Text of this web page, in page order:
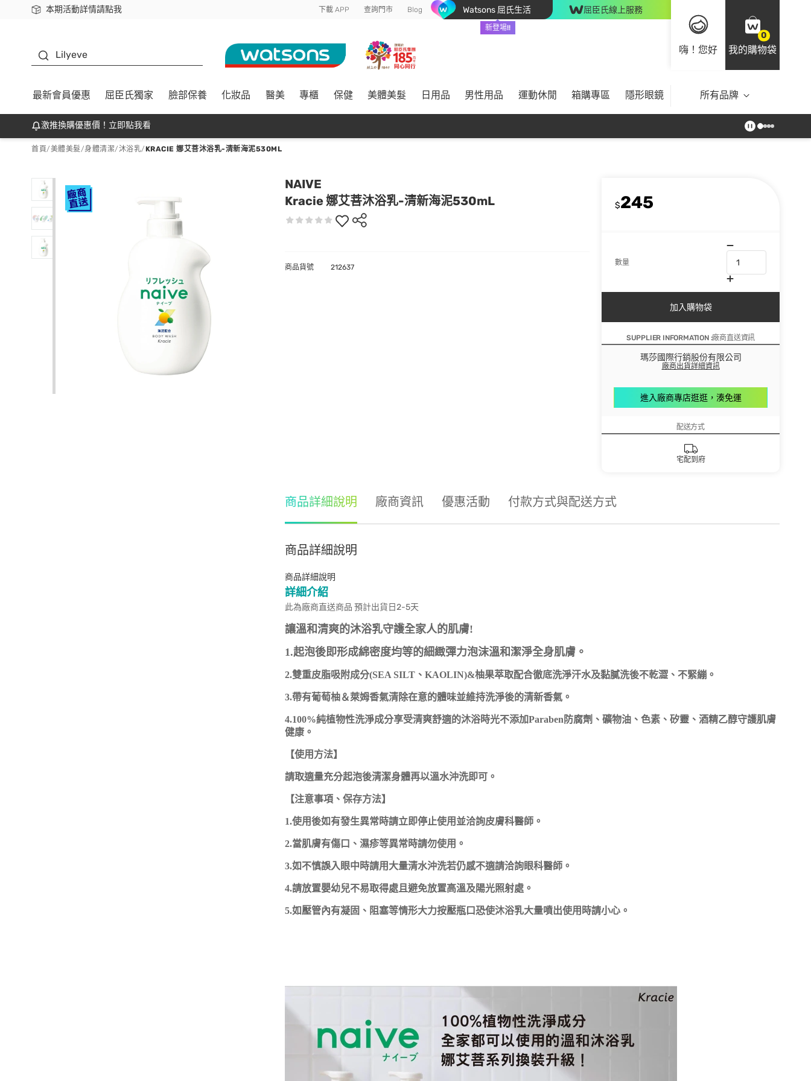
本期活動詳情請點我
下載app最高回饋$350 下載 APP 查詢門市 Blog Watsons 屈氏生活
新登場!!
屈臣氏線上服務
嗨！您好
0
我的購物袋
Lilyeve
最新會員優惠 屈臣氏獨家 臉部保養 化妝品 醫美 專櫃 保健 美體美髮 日用品 男性用品 運動休閒 箱購專區 隱形眼鏡 所有品牌
激推換購優惠價！立即點我看
首頁/美體美髮/身體清潔/沐浴乳/KRACIE 娜艾菩沐浴乳-清新海泥530ML
NAIVE
Kracie 娜艾菩沐浴乳-清新海泥530mL
$245
數量
加入購物袋
SUPPLIER INFORMATION :廠商直送資訊
瑪莎國際行銷股份有限公司
廠商出貨詳細資訊
進入廠商專店逛逛，湊免運
配送方式
宅配到府
商品貨號 212637
商品詳細說明 廠商資訊 優惠活動 付款方式與配送方式
商品詳細說明
商品詳細說明
詳細介紹
此為廠商直送商品 預計出貨日2-5天
讓溫和清爽的沐浴乳守護全家人的肌膚!
1.起泡後即形成綿密度均等的細緻彈力泡沫溫和潔淨全身肌膚。
2.雙重皮脂吸附成分(SEA SILT、KAOLIN)&柚果萃取配合徹底洗淨汗水及黏膩洗後不乾澀、不緊繃。
3.帶有葡萄柚＆萊姆香氣清除在意的體味並維持洗淨後的清新香氣。
4.100%純植物性洗淨成分享受清爽舒適的沐浴時光不添加Paraben防腐劑、礦物油、色素、矽靈、酒精乙醇守護肌膚
健康。
【使用方法】
請取適量充分起泡後清潔身體再以溫水沖洗即可。
【注意事項、保存方法】
1.使用後如有發生異常時請立即停止使用並洽詢皮膚科醫師。
2.當肌膚有傷口、濕疹等異常時請勿使用。
3.如不慎誤入眼中時請用大量清水沖洗若仍感不適請洽詢眼科醫師。
4.請放置嬰幼兒不易取得處且避免放置高溫及陽光照射處。
5.如壓管內有凝固、阻塞等情形大力按壓瓶口恐使沐浴乳大量噴出使用時請小心。